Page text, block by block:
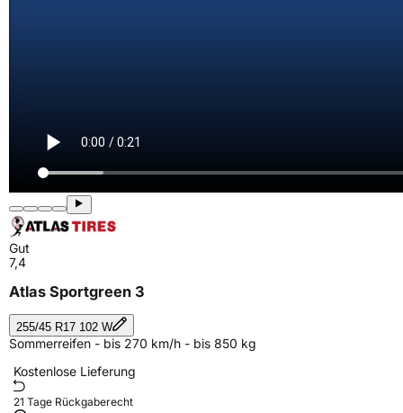
Gut
7,4
Atlas Sportgreen 3
255/45 R17 102 W
Sommerreifen - bis 270 km/h - bis 850 kg
Kostenlose Lieferung
21 Tage Rückgaberecht